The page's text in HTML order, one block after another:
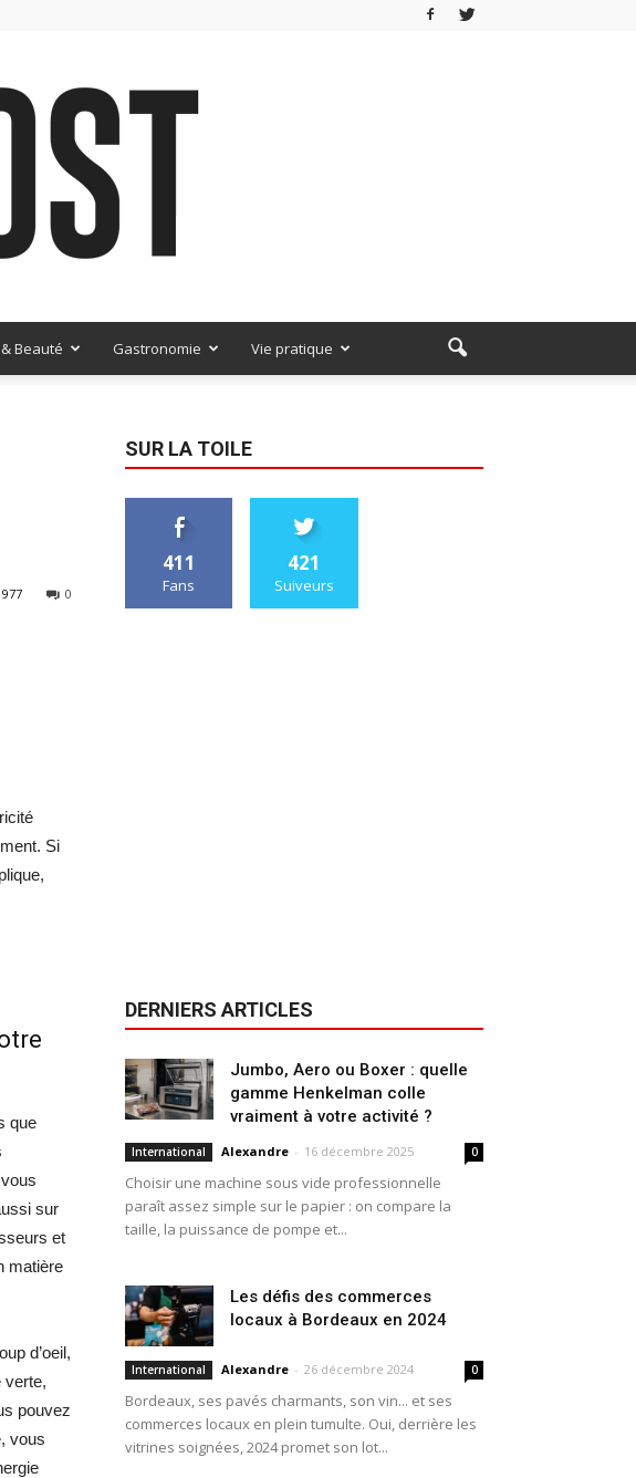
Beauté Gastronomie Vie pratique
0
977
Si
que
sur
et
matière
d’oeil,
verte,
pouvez
vous
SUR LA TOILE
411
Fans
421
Suiveurs
DERNIERS ARTICLES
Jumbo, Aero ou Boxer : quelle
gamme Henkelman colle
vraiment à votre activité ?
International Alexandre - 16 décembre 2025 0
Choisir une machine sous vide professionnelle
paraît assez simple sur le papier : on compare la
taille, la puissance de pompe et...
Les défis des commerces
locaux à Bordeaux en 2024
International Alexandre - 26 décembre 2024 0
Bordeaux, ses pavés charmants, son vin... et ses
commerces locaux en plein tumulte. Oui, derrière les
vitrines soignées, 2024 promet son lot...